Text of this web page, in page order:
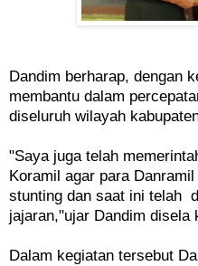
Dandim berharap, dengan
membantu dalam
diseluruh wilayah
"Saya juga telah
Koramil agar para
stunting dan saat ini telah
jajaran,"ujar Dandim disela
Dalam kegiatan tersebut